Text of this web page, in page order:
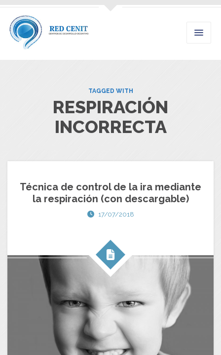
TAGGED WITH
RESPIRACIÓN
INCORRECTA
Técnica de control de la ira mediante
la respiración (con descargable)
17/07/2018